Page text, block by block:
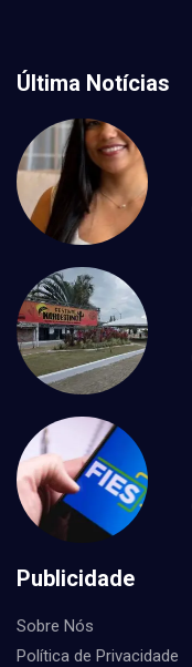
Última Notícias
Publicidade
Sobre Nós
Política de Privacidade